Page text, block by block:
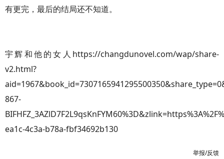
有更完，最后的结局还不知道。
宇辉和他的女人https://changdunovel.com/wap/share-
v2.html?
867-
ea1c-4c3a-b78a-fbf34692b130
举报/反馈